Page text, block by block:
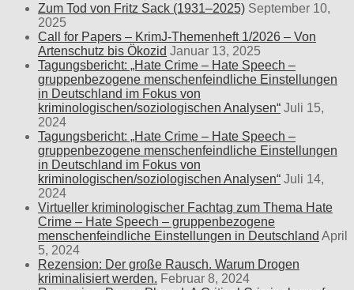
Zum Tod von Fritz Sack (1931–2025) September 10,
2025
Call for Papers – KrimJ-Themenheft 1/2026 – Von
Artenschutz bis Ökozid Januar 13, 2025
Tagungsbericht: „Hate Crime – Hate Speech –
gruppenbezogene menschenfeindliche Einstellungen
in Deutschland im Fokus von
kriminologischen/soziologischen Analysen“ Juli 15,
2024
Tagungsbericht: „Hate Crime – Hate Speech –
gruppenbezogene menschenfeindliche Einstellungen
in Deutschland im Fokus von
kriminologischen/soziologischen Analysen“ Juli 14,
2024
Virtueller kriminologischer Fachtag zum Thema Hate
Crime – Hate Speech – gruppenbezogene
menschenfeindliche Einstellungen in Deutschland April
5, 2024
Rezension: Der große Rausch. Warum Drogen
kriminalisiert werden. Februar 8, 2024